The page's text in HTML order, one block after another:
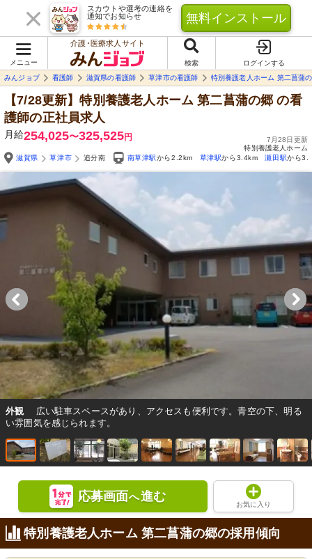
スカウトや選考の連絡を
通知でお知らせ
無料インストール
メニュー
介護･医療求人サイト
検索
ログインする
みんジョブ
看護師 滋賀県の看護師 草津市の看護師 特別養護老人ホーム 第二菖蒲
【7/28更新】特別養護老人ホーム 第二菖蒲の郷 の看
護師の正社員求人
月給254,025〜325,525円
7月28日更新
特別養護老人ホーム
滋賀県
草津市 追分南 南草津駅から2.2km 草津駅から3.4km 瀬田駅から
外観
広い駐車スペースがあり、アクセスも便利です。青空の下、明る
い雰囲気を感じられます。
応募画面へ進む
お気に入り
特別養護老人ホーム 第二菖蒲の郷の採用傾向